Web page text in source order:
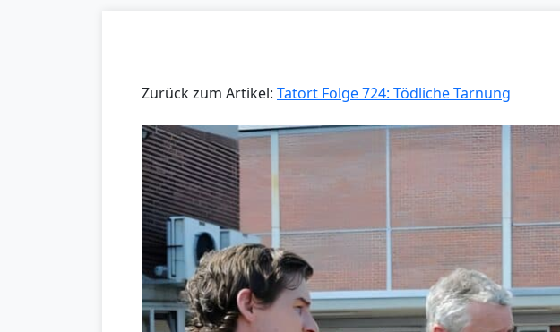
Zurück zum Artikel: Tatort Folge 724: Tödliche Tarnung